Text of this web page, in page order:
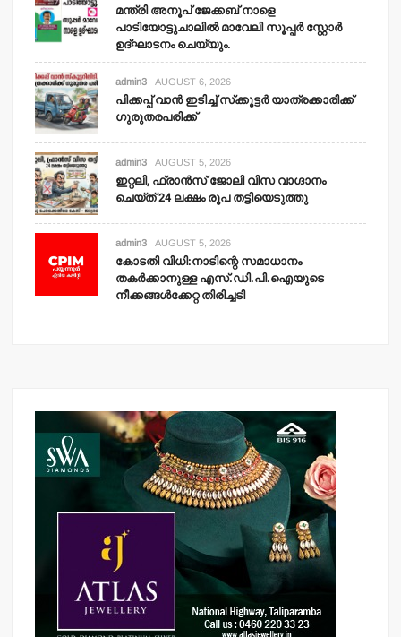
മന്ത്രി അനൂപ് ജേക്കബ് നാളെ
പാടിയോട്ടുചാലില്‍ മാവേലി സൂപ്പര്‍ സ്റ്റോര്‍
ഉദ്ഘാടനം ചെയ്യും.
admin3 AUGUST 6, 2026
പിക്കപ്പ് വാന്‍ ഇടിച്ച് സ്‌ക്കൂട്ടര്‍ യാത്രക്കാരിക്ക്
ഗുരുതരപരിക്ക്
admin3 AUGUST 5, 2026
ഇറ്റലി, ഫ്രാന്‍സ് ജോലി വിസ വാഗ്ദാനം
ചെയ്ത് 24 ലക്ഷം രൂപ തട്ടിയെടുത്തു
admin3 AUGUST 5, 2026
കോടതി വിധി:നാടിന്റെ സമാധാനം
തകര്‍ക്കാനുള്ള എസ്.ഡി.പി.ഐയുടെ
നീക്കങ്ങള്‍ക്കേറ്റ തിരിച്ചടി